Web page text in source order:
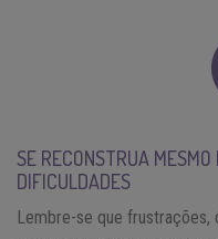
SE RECONSTRUA
DIFICULDADES
Lembre-se que